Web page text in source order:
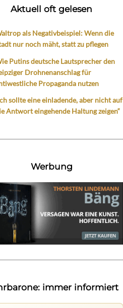
Aktuell oft gelesen
als Negativbeispiel: Wenn die
nur noch mäht, statt zu pflegen
Putins deutsche Lautsprecher den
Drohnenanschlag für
Propaganda nutzen
sollte eine einladende, aber nicht auf
Antwort eingehende Haltung zeigen“
Werbung
immer informiert